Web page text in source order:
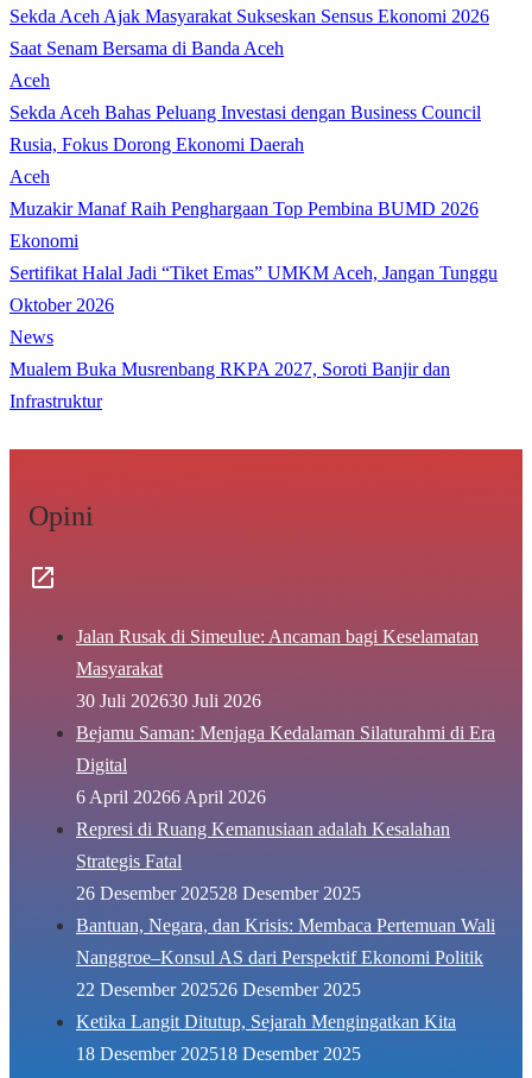
Sekda Aceh Ajak Masyarakat Sukseskan Sensus Ekonomi 2026
Saat Senam Bersama di Banda Aceh
Aceh
Sekda Aceh Bahas Peluang Investasi dengan Business Council
Rusia, Fokus Dorong Ekonomi Daerah
Aceh
Muzakir Manaf Raih Penghargaan Top Pembina BUMD 2026
Ekonomi
Sertifikat Halal Jadi “Tiket Emas” UMKM Aceh, Jangan Tunggu
Oktober 2026
News
Mualem Buka Musrenbang RKPA 2027, Soroti Banjir dan
Infrastruktur
Opini
Jalan Rusak di Simeulue: Ancaman bagi Keselamatan
Masyarakat
30 Juli 202630 Juli 2026
Bejamu Saman: Menjaga Kedalaman Silaturahmi di Era
Digital
6 April 20266 April 2026
Represi di Ruang Kemanusiaan adalah Kesalahan
Strategis Fatal
26 Desember 202528 Desember 2025
Bantuan, Negara, dan Krisis: Membaca Pertemuan Wali
Nanggroe–Konsul AS dari Perspektif Ekonomi Politik
22 Desember 202526 Desember 2025
Ketika Langit Ditutup, Sejarah Mengingatkan Kita
18 Desember 202518 Desember 2025